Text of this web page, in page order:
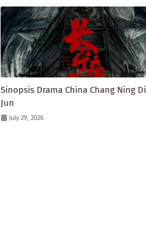
Sinopsis Drama China Chang Ning Di
Jun
July 29, 2026